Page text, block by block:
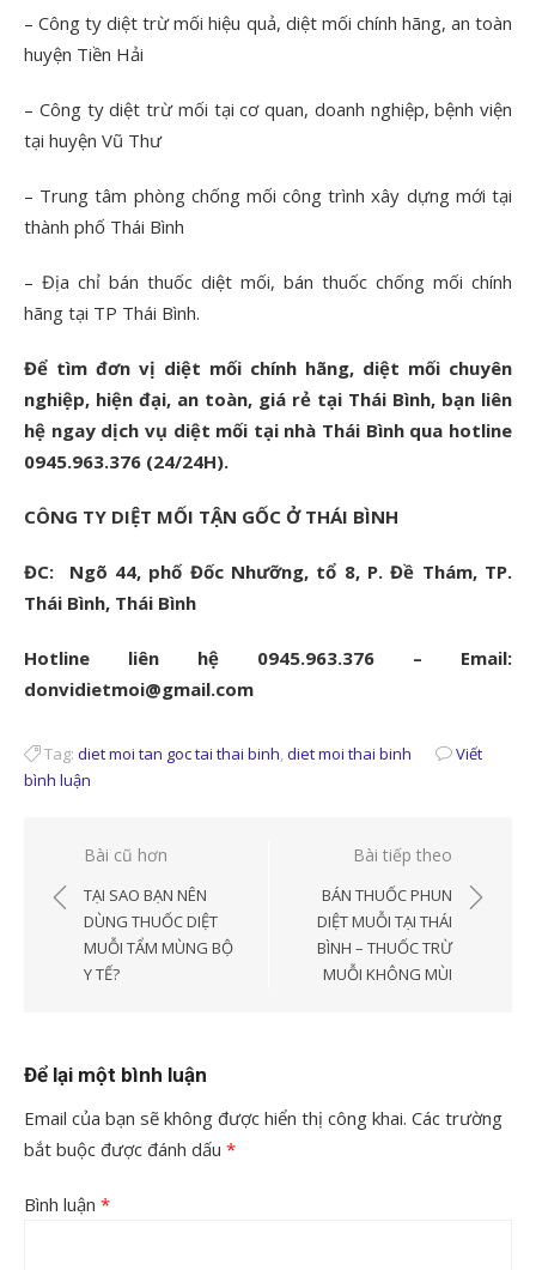
– Công ty diệt trừ mối hiệu quả, diệt mối chính hãng, an toàn
huyện Tiền Hải
– Công ty diệt trừ mối tại cơ quan, doanh nghiệp, bệnh viện
tại huyện Vũ Thư
– Trung tâm phòng chống mối công trình xây dựng mới tại
thành phố Thái Bình
– Địa chỉ bán thuốc diệt mối, bán thuốc chống mối chính
hãng tại TP Thái Bình.
Để tìm đơn vị diệt mối chính hãng, diệt mối chuyên
nghiệp, hiện đại, an toàn, giá rẻ tại Thái Bình, bạn liên
hệ ngay dịch vụ diệt mối tại nhà Thái Bình qua hotline
0945.963.376 (24/24H).
CÔNG TY DIỆT MỐI TẬN GỐC Ở THÁI BÌNH
ĐC: Ngõ 44, phố Đốc Nhưỡng, tổ 8, P. Đề Thám, TP.
Thái Bình, Thái Bình
Hotline liên hệ 0945.963.376 – Email:
donvidietmoi@gmail.com
Tag: diet moi tan goc tai thai binh,diet moi thai binh
Viết
bình luận
Điều
hướng
viết
Bài cũ hơn
TẠI SAO BẠN NÊN
DÙNG THUỐC DIỆT
MUỖI TẨM MÙNG BỘ
Y TẾ?
Bài tiếp theo
BÁN THUỐC PHUN
DIỆT MUỖI TẠI THÁI
BÌNH – THUỐC TRỪ
MUỖI KHÔNG MÙI
Để lại một bình luận
Email của bạn sẽ không được hiển thị công khai. Các trường
bắt buộc được đánh dấu *
Bình luận *